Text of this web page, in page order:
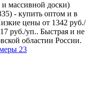
массивной доски)
- купить оптом и в
цены от 1342 руб./
руб./уп.. Быстрая и не
областии России.
23